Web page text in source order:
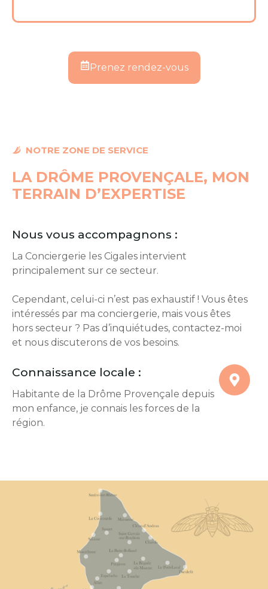
Prenez rendez-vous
NOTRE ZONE DE SERVICE
LA DRÔME PROVENÇALE, MON
TERRAIN D’EXPERTISE
Nous vous accompagnons :
La Conciergerie les Cigales intervient
principalement sur ce secteur.
Cependant, celui-ci n’est pas exhaustif ! Vous êtes
intéressés par ma conciergerie, mais vous êtes
hors secteur ? Pas d’inquiétudes, contactez-moi
et nous discuterons de vos besoins.
Connaissance locale :
Habitante de la Drôme Provençale depuis
mon enfance, je connais les forces de la
région.